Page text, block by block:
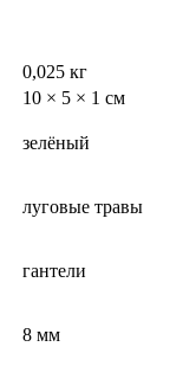
0,025 кг
10 × 5 × 1 см
зелёный
луговые травы
гантели
8 мм